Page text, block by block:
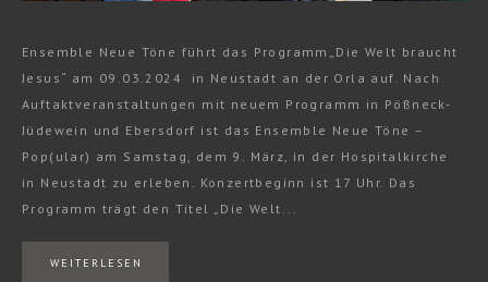
Ensemble Neue Töne führt das Programm„Die Welt braucht
Jesus“ am 09.03.2024 in Neustadt an der Orla auf. Nach
Auftaktveranstaltungen mit neuem Programm in Pößneck-
Jüdewein und Ebersdorf ist das Ensemble Neue Töne –
Pop(ular) am Samstag, dem 9. März, in der Hospitalkirche
in Neustadt zu erleben. Konzertbeginn ist 17 Uhr. Das
Programm trägt den Titel „Die Welt...
WEITERLESEN